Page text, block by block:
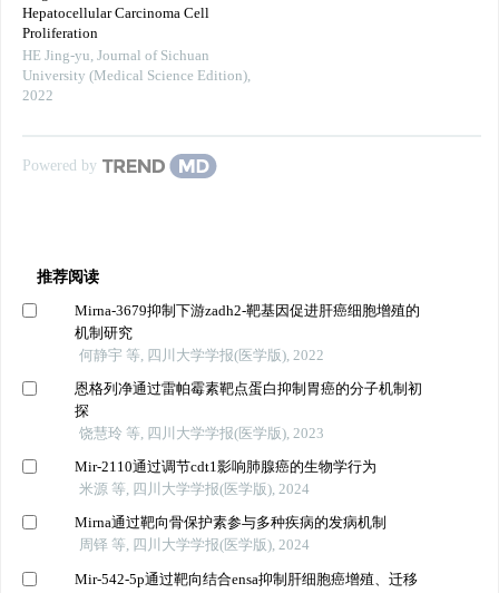
Hepatocellular Carcinoma Cell
Proliferation
HE Jing-yu, Journal of Sichuan
University (Medical Science Edition),
2022
Powered by
推荐阅读
Mirna-3679抑制下游zadh2-靶基因促进肝癌细胞增殖的
机制研究
何静宇 等, 四川大学学报(医学版), 2022
恩格列净通过雷帕霉素靶点蛋白抑制胃癌的分子机制初
探
饶慧玲 等, 四川大学学报(医学版), 2023
Mir-2110通过调节cdt1影响肺腺癌的生物学行为
米源 等, 四川大学学报(医学版), 2024
Mirna通过靶向骨保护素参与多种疾病的发病机制
周铎 等, 四川大学学报(医学版), 2024
Mir-542-5p通过靶向结合ensa抑制肝细胞癌增殖、迁移